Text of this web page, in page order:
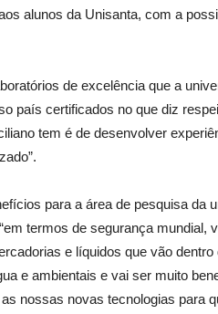
alunos da Unisanta, com a
de excelência que a
país certificados no que diz
tem é de desenvolver
para a área de pesquisa da
termos de segurança mundial,
e líquidos que vão dentro
e ambientais e vai ser muito
nossas novas tecnologias para